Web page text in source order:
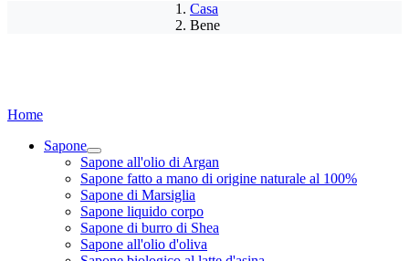
Casa
Bene
Home
Sapone
Sapone all'olio di Argan
Sapone fatto a mano di origine naturale al 100%
Sapone di Marsiglia
Sapone liquido corpo
Sapone di burro di Shea
Sapone all'olio d'oliva